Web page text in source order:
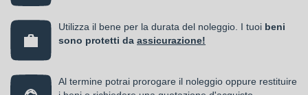
Utilizza il bene per la durata del noleggio. I tuoi beni
sono protetti da assicurazione!
Al termine potrai prorogare il noleggio oppure restituire